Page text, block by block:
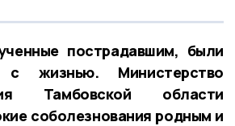
пострадавшим, были
с жизнью. Министерство
Тамбовской области
соболезнования родным и